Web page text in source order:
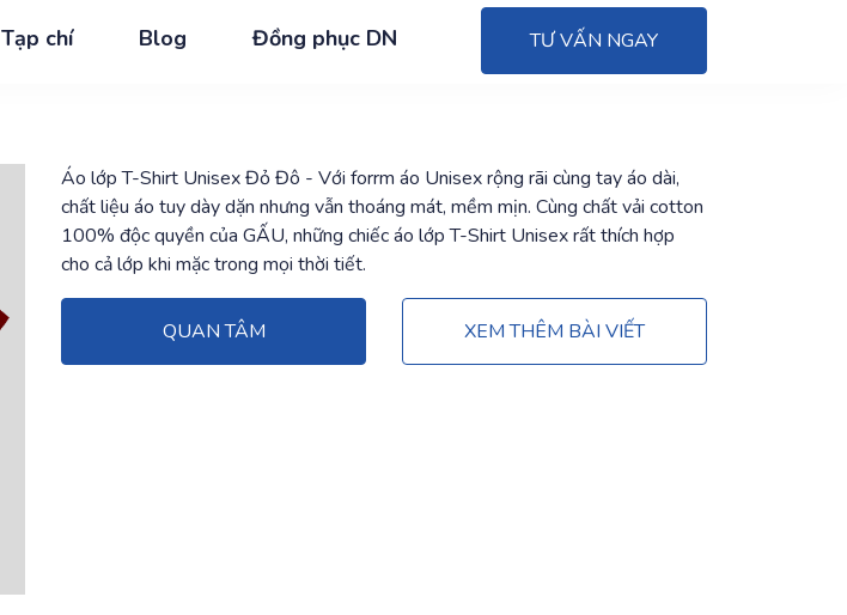
Tạp chí Blog Đồng phục DN TƯ VẤN NGAY
Áo lớp T-Shirt Unisex Đỏ Đô - Với forrm áo Unisex rộng rãi cùng tay áo dài,
chất liệu áo tuy dày dặn nhưng vẫn thoáng mát, mềm mịn. Cùng chất vải cotton
100% độc quyền của GẤU, những chiếc áo lớp T-Shirt Unisex rất thích hợp
cho cả lớp khi mặc trong mọi thời tiết.
QUAN TÂM XEM THÊM BÀI VIẾT